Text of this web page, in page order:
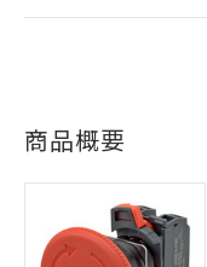
商品概要